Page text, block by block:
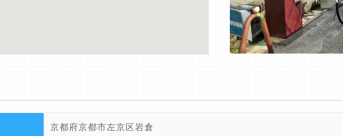
京都府京都市左京区岩倉